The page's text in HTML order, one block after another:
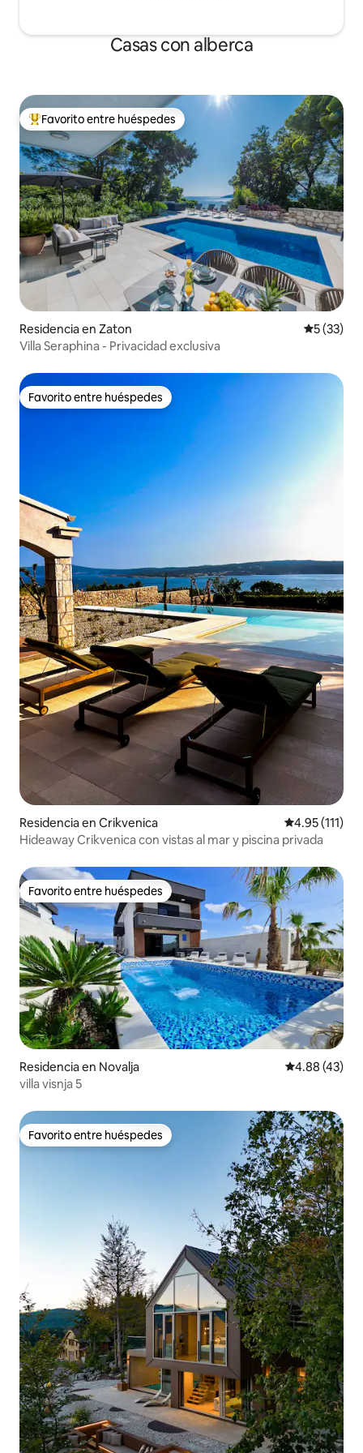
Casas con alberca
De los mejores en Favorito entre huéspedes
Favorito entre huéspedes
Residencia en Zaton
5 (33)
Villa Seraphina - Privacidad exclusiva
Favorito entre huéspedes
Favorito entre huéspedes
Residencia en Crikvenica Calificación
4.95 (111)
Hideaway Crikvenica con vistas al mar y piscina privada
Favorito entre huéspedes
Favorito entre huéspedes
Residencia en Novalja Calificación
4.88 (43)
villa visnja 5
Favorito entre huéspedes
Favorito entre huéspedes